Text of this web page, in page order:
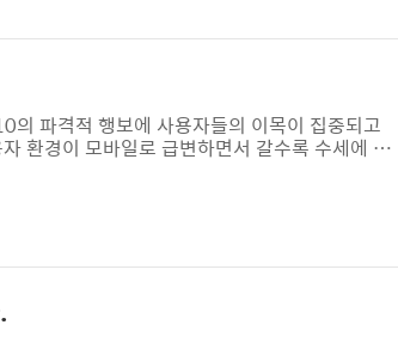
의 파격적 행보에 사용자들의 이목이 집중되고
환경이 모바일로 급변하면서 갈수록 수세에 몰
엎친데 덮친격의 굴욕을 맛 보았던 MS가 환골
컬 프리뷰로 공개 베타테스트중인 윈도우10